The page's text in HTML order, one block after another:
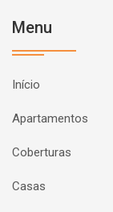
Menu
Início
Apartamentos
Coberturas
Casas